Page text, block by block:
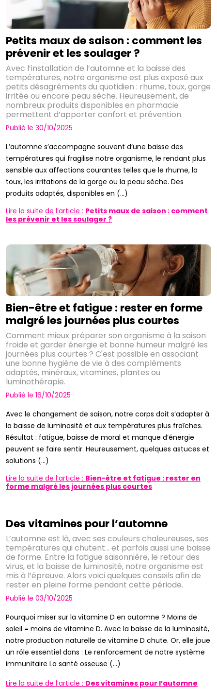
Petits maux de saison : comment les
prévenir et les soulager ?
Avec l’installation de l’automne et la baisse des
températures, notre organisme est plus exposé aux
petits désagréments du quotidien : rhume, toux, gorge
irritée ou encore peau sèche. Heureusement, de
nombreux produits disponibles en pharmacie
permettent d’apporter confort et prévention.
Publié le 30/10/2025
L’automne s’accompagne souvent d’une baisse des
températures qui fragilise notre organisme, le rendant plus
sensible aux affections courantes telles que le rhume, la
toux, les irritations de la gorge ou la peau sèche. Des
produits adaptés, disponibles en (...)
Lire la suite de l’article : Petits maux de saison : comment
les prévenir et les soulager ?
Bien-être et fatigue : rester en forme
malgré les journées plus courtes
Comment mieux préparer son organisme à la saison
froide et garder énergie et bonne humeur malgré les
journées plus courtes ? C'est possible en associant
une bonne hygiène de vie à des compléments
adaptés, minéraux, vitamines, plantes ou
luminothérapie.
Publié le 16/10/2025
Avec le changement de saison, notre corps doit s’adapter à
la baisse de luminosité et aux températures plus fraîches.
Résultat : fatigue, baisse de moral et manque d’énergie
peuvent se faire sentir. Heureusement, quelques astuces et
solutions (...)
Lire la suite de l’article : Bien-être et fatigue : rester en
forme malgré les journées plus courtes
Des vitamines pour l’automne
L’automne est là, avec ses couleurs chaleureuses, ses
températures qui chutent… et parfois aussi une baisse
de forme. Entre la fatigue saisonnière, le retour des
virus, et la baisse de luminosité, notre organisme est
mis à l’épreuve. Alors voici quelques conseils afin de
rester en pleine forme pendant cette période.
Publié le 03/10/2025
Pourquoi miser sur la vitamine D en automne ? Moins de
soleil = moins de vitamine D. Avec la baisse de la luminosité,
notre production naturelle de vitamine D chute. Or, elle joue
un rôle essentiel dans : Le renforcement de notre système
immunitaire La santé osseuse (...)
Lire la suite de l’article : Des vitamines pour l’automne